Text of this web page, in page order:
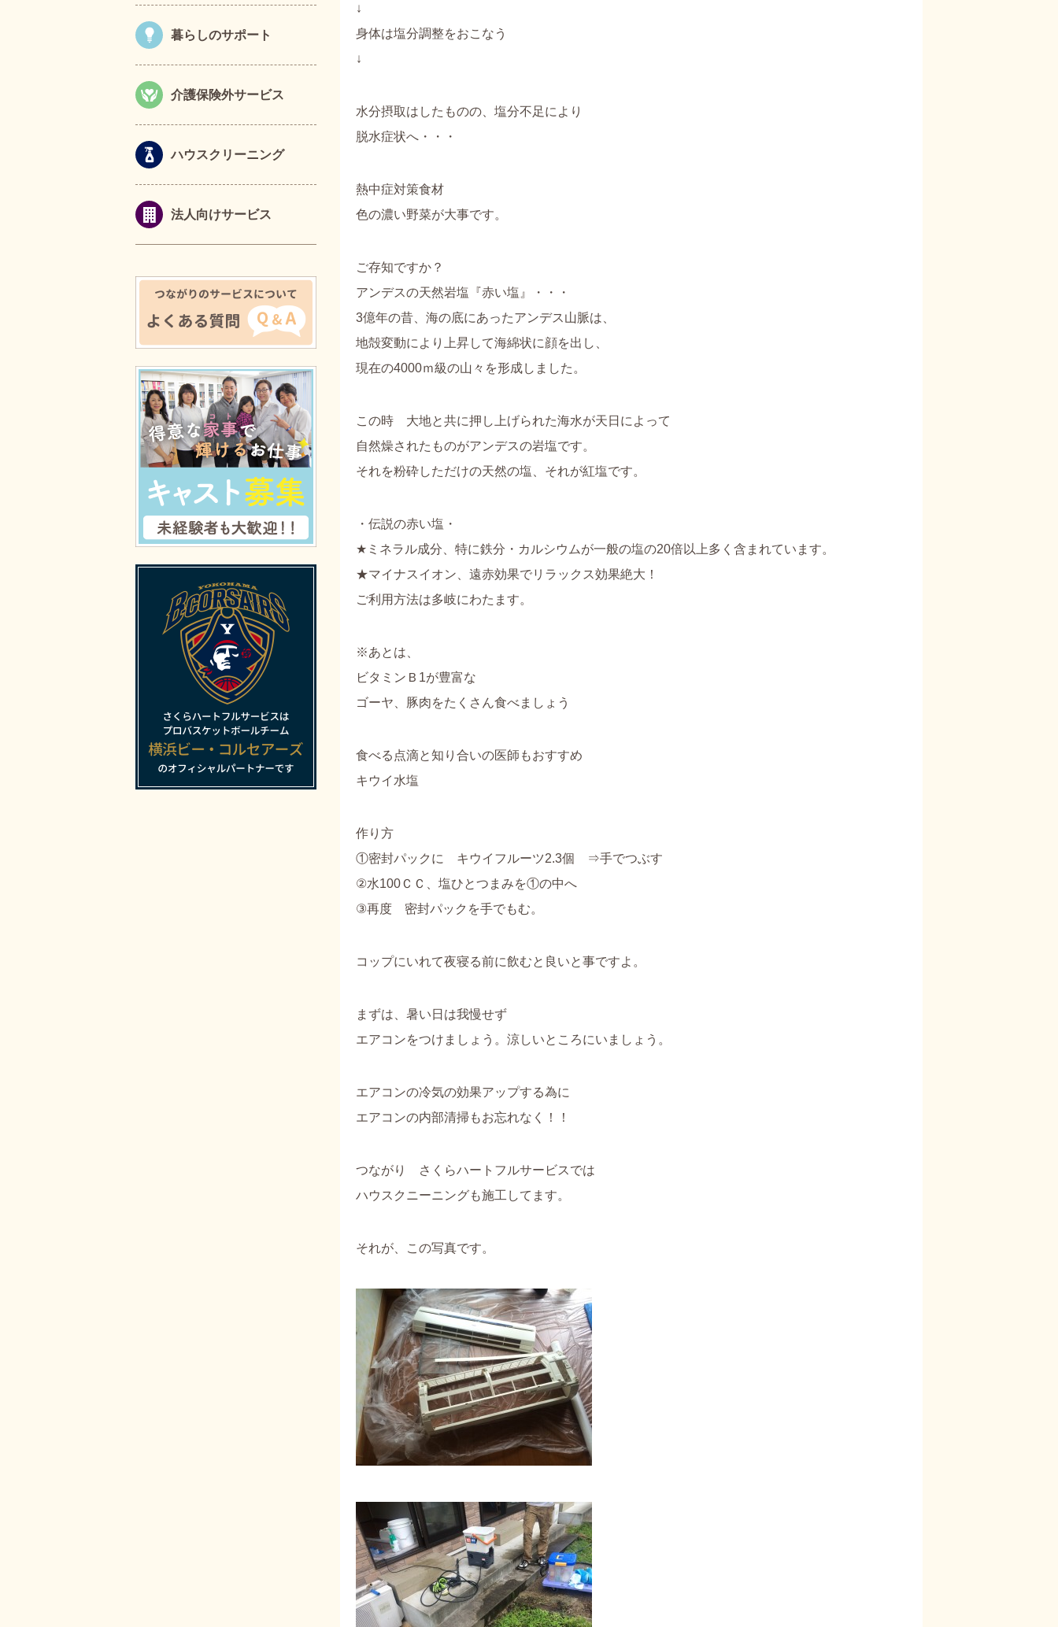
↓
身体は塩分調整をおこなう
↓
水分摂取はしたものの、塩分不足により
脱水症状へ・・・
熱中症対策食材
色の濃い野菜が大事です。
ご存知ですか？
アンデスの天然岩塩『赤い塩』・・・
3億年の昔、海の底にあったアンデス山脈は、
地殻変動により上昇して海綿状に顔を出し、
現在の4000ｍ級の山々を形成しました。
この時 大地と共に押し上げられた海水が天日によって
自然燥されたものがアンデスの岩塩です。
それを粉砕しただけの天然の塩、それが紅塩です。
・伝説の赤い塩・
★ミネラル成分、特に鉄分・カルシウムが一般の塩の20倍以上多く含まれています。
★マイナスイオン、遠赤効果でリラックス効果絶大！
ご利用方法は多岐にわたます。
※あとは、
ビタミンＢ1が豊富な
ゴーヤ、豚肉をたくさん食べましょう
食べる点滴と知り合いの医師もおすすめ
キウイ水塩
作り方
①密封パックに キウイフルーツ2.3個 ⇒手でつぶす
②水100ＣＣ、塩ひとつまみを①の中へ
③再度 密封パックを手でもむ。
コップにいれて夜寝る前に飲むと良いと事ですよ。
まずは、暑い日は我慢せず
エアコンをつけましょう。涼しいところにいましょう。
エアコンの冷気の効果アップする為に
エアコンの内部清掃もお忘れなく！！
つながり さくらハートフルサービスでは
ハウスクニーニングも施工してます。
それが、この写真です。
暮らしのサポート
介護保険外サービス
ハウスクリーニング
法人向けサービス